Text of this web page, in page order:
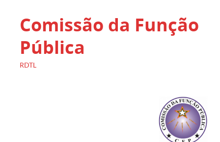
Comissão da Função
Pública
RDTL